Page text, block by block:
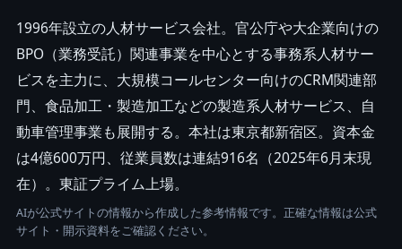
1996年設立の人材サービス会社。官公庁や大企業向けの
BPO（業務受託）関連事業を中心とする事務系人材サー
ビスを主力に、大規模コールセンター向けのCRM関連部
門、食品加工・製造加工などの製造系人材サービス、自
動車管理事業も展開する。本社は東京都新宿区。資本金
は4億600万円、従業員数は連結916名（2025年6月末現
在）。東証プライム上場。
AIが公式サイトの情報から作成した参考情報です。正確な情報は公式
サイト・開示資料をご確認ください。